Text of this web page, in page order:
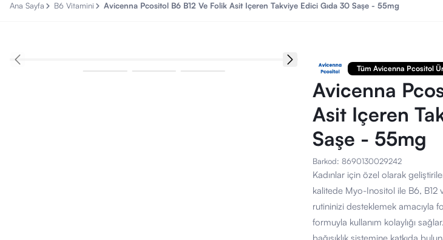
Ana Sayfa B6 Vitamini Avicenna Pcositol B6 B12 Ve Folik Asit Içeren Takviye Edici Gıda 30 Saşe - 55mg
Tüm Avicenna Pcositol
Avicenna
Asit Içeren
Saşe - 55mg
Barkod: 8690130029242
Kadınlar için özel olarak
kalitede Myo-Inositol ile B6, B12
rutininizi desteklemek amacıyla
formuyla kullanım kolaylığı